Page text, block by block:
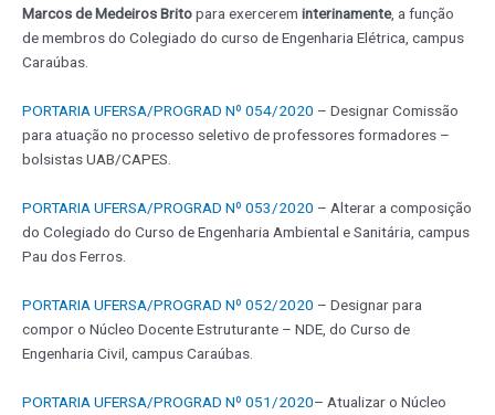
Marcos de Medeiros Britopara exercerem interinamente, a função
de membros do Colegiado do curso de Engenharia Elétrica, campus
Caraúbas.
PORTARIA UFERSA/PROGRAD Nº 054/2020 – Designar Comissão
para atuação no processo seletivo de professores formadores –
bolsistas UAB/CAPES.
PORTARIA UFERSA/PROGRAD Nº 053/2020 – Alterar a composição
do Colegiado do Curso de Engenharia Ambiental e Sanitária, campus
Pau dos Ferros.
PORTARIA UFERSA/PROGRAD Nº 052/2020 – Designar para
compor o Núcleo Docente Estruturante – NDE, do Curso de
Engenharia Civil, campus Caraúbas.
PORTARIA UFERSA/PROGRAD Nº 051/2020– Atualizar o Núcleo